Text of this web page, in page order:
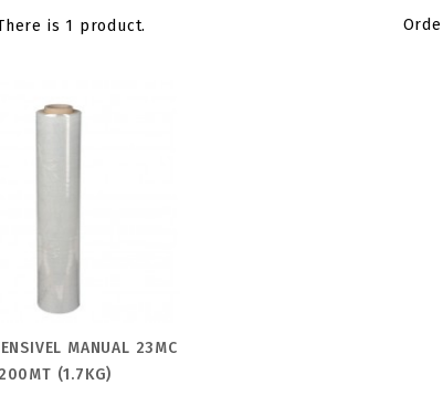
is 1 product.
MANUAL 23MC
200MT (1.7KG)